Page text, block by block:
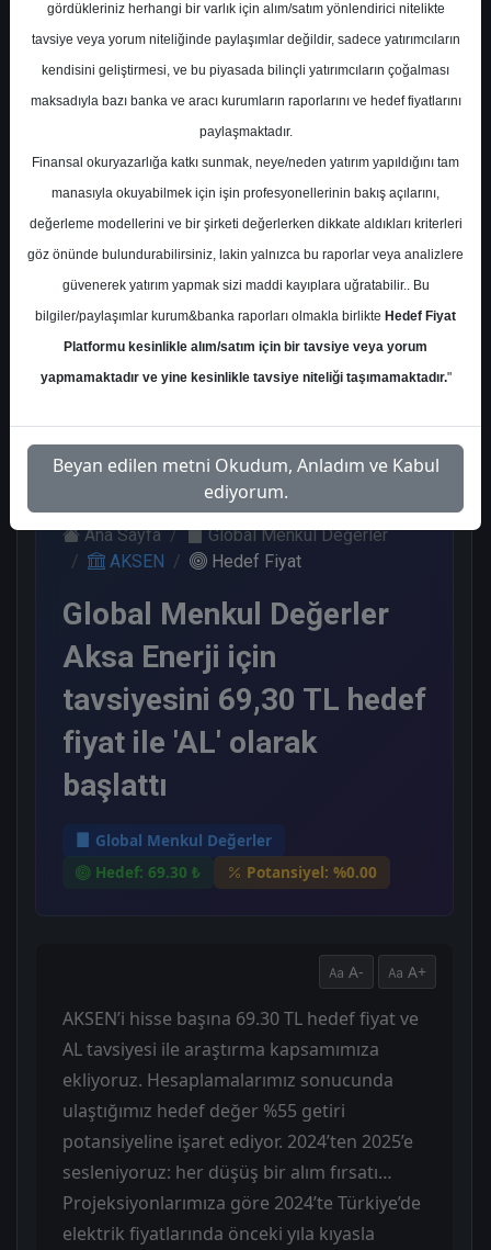
En Yüksek Tahmin
Ortalama Fiyat Tahmini
Ortalama Getiri Potansiyeli
Kurum Sayısı
12
7 2
Paralel
Get.
1
Üstü Get.
2
Salı, 11 Haziran 2024
Ana Sayfa
Global Menkul Değerler
AKSEN
Hedef Fiyat
Global Menkul Değerler
Aksa Enerji için
tavsiyesini 69,30 TL hedef
fiyat ile 'AL' olarak
başlattı
Global Menkul Değerler
Hedef: 69.30 ₺
Potansiyel: %0.00
A- A+
AKSEN’i hisse başına 69.30 TL hedef fiyat ve
AL tavsiyesi ile araştırma kapsamımıza
ekliyoruz. Hesaplamalarımız sonucunda
ulaştığımız hedef değer %55 getiri
potansiyeline işaret ediyor. 2024’ten 2025’e
sesleniyoruz: her düşüş bir alım fırsatı…
Projeksiyonlarımıza göre 2024’te Türkiye’de
elektrik fiyatlarında önceki yıla kıyasla
gördükleriniz herhangi bir varlık için alım/satım yönlendirici nitelikte
tavsiye veya yorum niteliğinde paylaşımlar değildir, sadece yatırımcıların
kendisini geliştirmesi, ve bu piyasada bilinçli yatırımcıların çoğalması
maksadıyla bazı banka ve aracı kurumların raporlarını ve hedef fiyatlarını
paylaşmaktadır.
Finansal okuryazarlığa katkı sunmak, neye/neden yatırım yapıldığını tam
manasıyla okuyabilmek için işin profesyonellerinin bakış açılarını,
değerleme modellerini ve bir şirketi değerlerken dikkate aldıkları kriterleri
göz önünde bulundurabilirsiniz, lakin yalnızca bu raporlar veya analizlere
güvenerek yatırım yapmak sizi maddi kayıplara uğratabilir.. Bu
bilgiler/paylaşımlar kurum&banka raporları olmakla birlikte Hedef Fiyat
Platformu kesinlikle alım/satım için bir tavsiye veya yorum
yapmamaktadır ve yine kesinlikle tavsiye niteliği taşımamaktadır."
Beyan edilen metni Okudum, Anladım ve Kabul
ediyorum.